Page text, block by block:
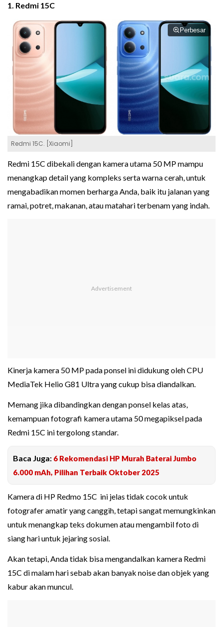
1. Redmi 15C
Perbesar
Redmi 15C. [Xiaomi]
Redmi 15C dibekali dengan kamera utama 50 MP mampu
menangkap detail yang kompleks serta warna cerah, untuk
mengabadikan momen berharga Anda, baik itu jalanan yang
ramai, potret, makanan, atau matahari terbenam yang indah.
Kinerja kamera 50 MP pada ponsel ini didukung oleh CPU
MediaTek Helio G81 Ultra yang cukup bisa diandalkan.
Memang jika dibandingkan dengan ponsel kelas atas,
kemampuan fotografi kamera utama 50 megapiksel pada
Redmi 15C ini tergolong standar.
Baca Juga: 6 Rekomendasi HP Murah Baterai Jumbo
6.000 mAh, Pilihan Terbaik Oktober 2025
Kamera di HP Redmo 15C ini jelas tidak cocok untuk
fotografer amatir yang canggih, tetapi sangat memungkinkan
untuk menangkap teks dokumen atau mengambil foto di
siang hari untuk jejaring sosial.
Akan tetapi, Anda tidak bisa mengandalkan kamera Redmi
15C di malam hari sebab akan banyak noise dan objek yang
kabur akan muncul.